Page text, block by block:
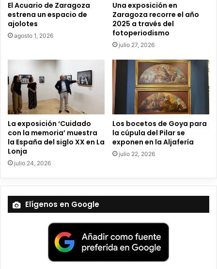
l
t
ó
i
c
El Acuario de Zaragoza
estrena un espacio de
ajolotes
agosto 1, 2026
Una exposición en
Zaragoza recorre el año
2025 a través del
fotoperiodismo
julio 27, 2026
La exposición ‘Cuidado
con la memoria’ muestra
la España del siglo XX en La
Lonja
julio 24, 2026
Los bocetos de Goya para
la cúpula del Pilar se
exponen en la Aljafería
julio 22, 2026
Elígenos en Google